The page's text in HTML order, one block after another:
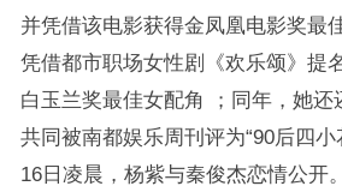
并凭借该电影获得金凤凰电影奖最
凭借都市职场女性剧《欢乐颂》提
白玉兰奖最佳女配角 ；同年，她还
共同被南都娱乐周刊评为“90后四小
16日凌晨，杨紫与秦俊杰恋情公开